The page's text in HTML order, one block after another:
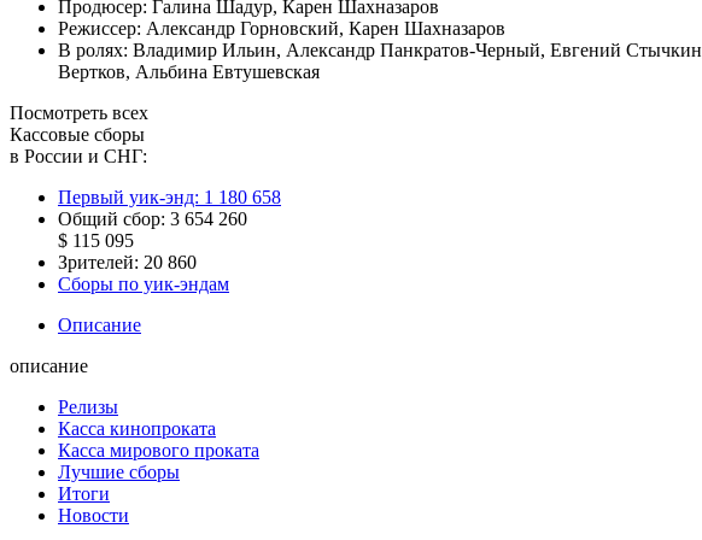
Продюсер: Галина Шадур, Карен Шахназаров
Режиссер: Александр Горновский, Карен Шахназаров
В ролях: Владимир Ильин, Александр Панкратов-Черный, Евгений Стычкин
Вертков, Альбина Евтушевская
Посмотреть всех
Кассовые сборы
в России и СНГ:
Первый уик-энд: 1 180 658
Общий сбор: 3 654 260
$ 115 095
Зрителей: 20 860
Сборы по уик-эндам
Описание
описание
Релизы
Касса кинопроката
Касса мирового проката
Лучшие сборы
Итоги
Новости